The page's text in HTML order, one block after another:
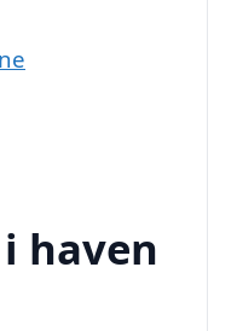
haven